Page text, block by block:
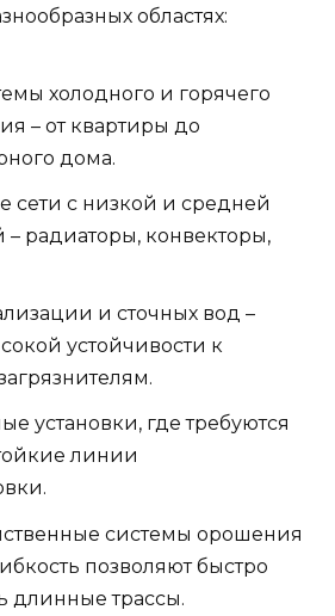
областях:
холодного и горячего
– от квартиры до
дома.
сети с низкой и средней
– радиаторы, конвекторы,
и сточных вод –
устойчивости к
установки, где требуются
линии
системы орошения
позволяют быстро
длинные трассы.